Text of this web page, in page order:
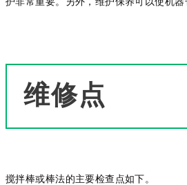
维修点
搅拌棒或棒法的主要检查点如下。